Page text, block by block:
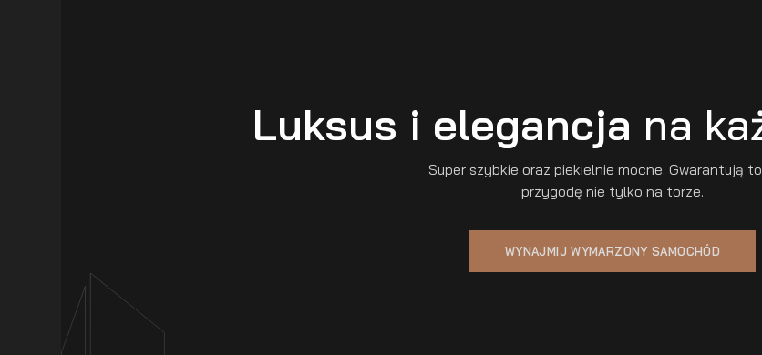
Luksus i elegancja na
Super szybkie oraz piekielnie mocne. Gwarantują
przygodę nie tylko na torze.
WYNAJMIJ WYMARZONY SAMOCHÓD